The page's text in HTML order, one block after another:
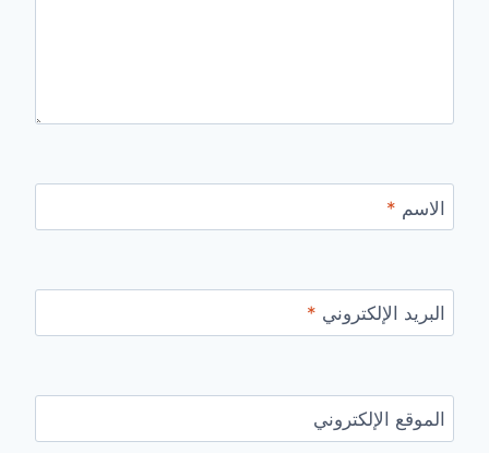
الاسم *
البريد الإلكتروني *
الموقع الإلكتروني